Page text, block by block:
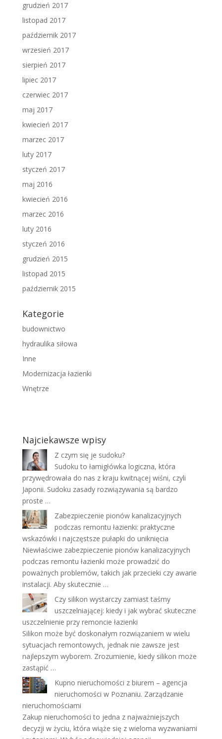
grudzień 2017
listopad 2017
październik 2017
wrzesień 2017
sierpień 2017
lipiec 2017
czerwiec 2017
maj 2017
kwiecień 2017
marzec 2017
luty 2017
styczeń 2017
maj 2016
kwiecień 2016
marzec 2016
luty 2016
styczeń 2016
grudzień 2015
listopad 2015
październik 2015
Kategorie
budownictwo
hydraulika siłowa
Inne
Modernizacja łazienki
Wnętrze
Najciekawsze wpisy
Z czym się je sudoku?
Sudoku to łamigłówka logiczna, która
przywędrowała do nas z kraju kwitnącej wiśni, czyli
Japonii. Sudoku zasady rozwiązywania są bardzo
proste …
Zabezpieczenie pionów kanalizacyjnych
podczas remontu łazienki: praktyczne
wskazówki i najczęstsze pułapki do uniknięcia
Niewłaściwe zabezpieczenie pionów kanalizacyjnych
podczas remontu łazienki może prowadzić do
poważnych problemów, takich jak przecieki czy awarie
instalacji. Aby skutecznie …
Czy silikon wystarczy zamiast taśmy
uszczelniającej: kiedy i jak wybrać skuteczne
uszczelnienie przy remoncie łazienki
Silikon może być doskonałym rozwiązaniem w wielu
sytuacjach remontowych, jednak nie zawsze jest
najlepszym wyborem. Zrozumienie, kiedy silikon może
zastąpić …
Kupno nieruchomości z biurem – agencja
nieruchomości w Poznaniu. Zarządzanie
nieruchomościami
Zakup nieruchomości to jedna z najważniejszych
decyzji w życiu, która wiąże się z wieloma wyzwaniami